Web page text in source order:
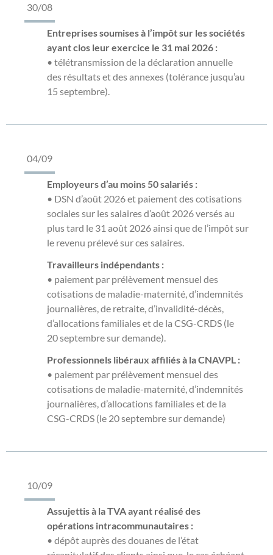
30/08
Entreprises soumises à l’impôt sur les sociétés
ayant clos leur exercice le 31 mai 2026 :
• télétransmission de la déclaration annuelle
des résultats et des annexes (tolérance jusqu’au
15 septembre).
04/09
Employeurs d’au moins 50 salariés :
• DSN d’août 2026 et paiement des cotisations
sociales sur les salaires d’août 2026 versés au
plus tard le 31 août 2026 ainsi que de l’impôt sur
le revenu prélevé sur ces salaires.
Travailleurs indépendants :
• paiement par prélèvement mensuel des
cotisations de maladie-maternité, d’indemnités
journalières, de retraite, d’invalidité-décès,
d’allocations familiales et de la CSG-CRDS (le
20 septembre sur demande).
Professionnels libéraux affiliés à la CNAVPL :
• paiement par prélèvement mensuel des
cotisations de maladie-maternité, d’indemnités
journalières, d’allocations familiales et de la
CSG-CRDS (le 20 septembre sur demande)
10/09
Assujettis à la TVA ayant réalisé des
opérations intracommunautaires :
• dépôt auprès des douanes de l’état